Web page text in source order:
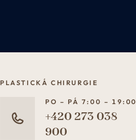
PLASTICKÁ CHIRURGIE
PO – PÁ 7:00 – 19:00
+420 273 038
900